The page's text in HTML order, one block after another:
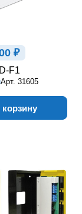
₽
F1
Арт. 31605
корзину